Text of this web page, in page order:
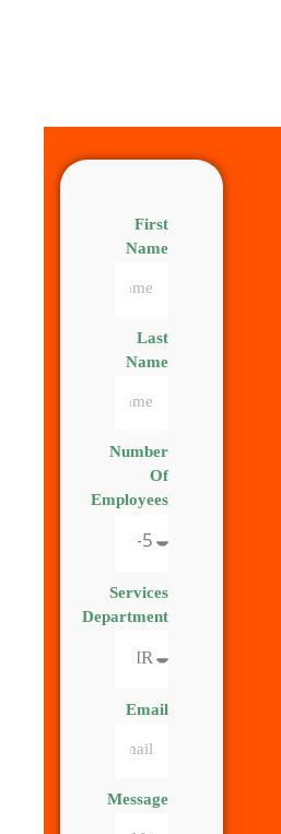
First
Name
Last
Name
Number
Of
Employees
Services
Department
Email
Message